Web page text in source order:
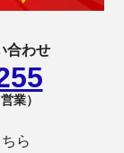
合わせ
業）
ら